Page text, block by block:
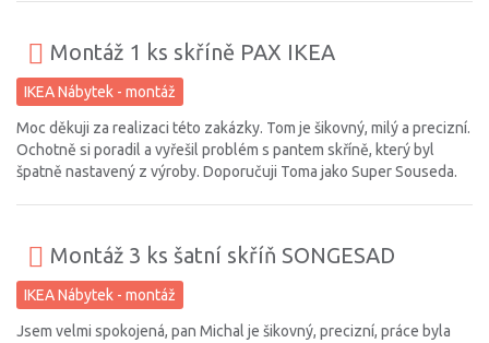
Montáž 1 ks skříně PAX IKEA
IKEA Nábytek - montáž
Moc děkuji za realizaci této zakázky. Tom je šikovný, milý a precizní.
Ochotně si poradil a vyřešil problém s pantem skříně, který byl
špatně nastavený z výroby. Doporučuji Toma jako Super Souseda.
Montáž 3 ks šatní skříň SONGESAD
IKEA Nábytek - montáž
Jsem velmi spokojená, pan Michal je šikovný, precizní, práce byla